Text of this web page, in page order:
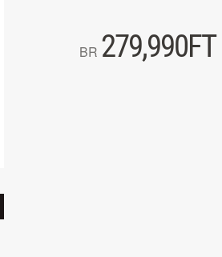
BR 279,990FT